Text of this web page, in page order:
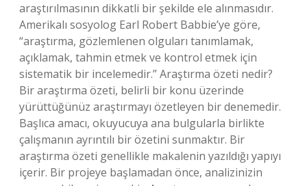
araştırılmasının dikkatli bir şekilde ele alınmasıdır.
Amerikalı sosyolog Earl Robert Babbie’ye göre,
“araştırma, gözlemlenen olguları tanımlamak,
açıklamak, tahmin etmek ve kontrol etmek için
sistematik bir incelemedir.” Araştırma özeti nedir?
Bir araştırma özeti, belirli bir konu üzerinde
yürüttüğünüz araştırmayı özetleyen bir denemedir.
Başlıca amacı, okuyucuya ana bulgularla birlikte
çalışmanın ayrıntılı bir özetini sunmaktır. Bir
araştırma özeti genellikle makalenin yazıldığı yapıyı
içerir. Bir projeye başlamadan önce, analizinizin